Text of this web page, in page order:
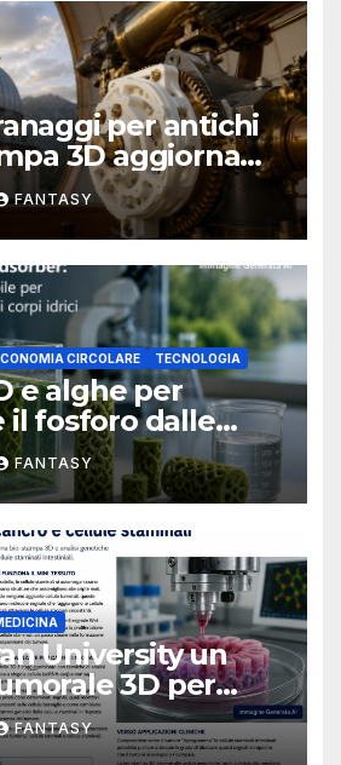
per antichi
3D aggiorna
del 1930 della
Arkansas at
FANTASY
CIRCOLARE TECNOLOGIA
e alghe per
il fosforo dalle
della
University
FANTASY
University un
3D per
tra cancro
FANTASY